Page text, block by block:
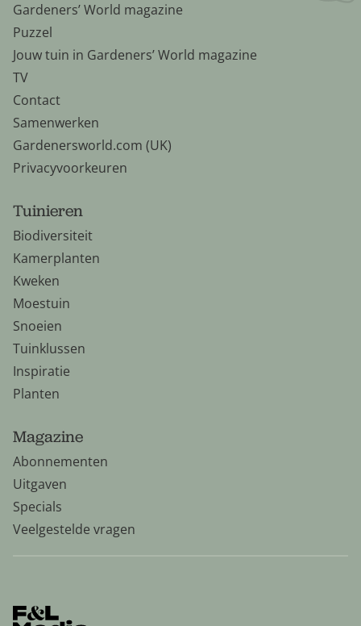
Gardeners’ World magazine
Puzzel
Jouw tuin in Gardeners’ World magazine
TV
Contact
Samenwerken
Gardenersworld.com (UK)
Privacyvoorkeuren
Tuinieren
Biodiversiteit
Kamerplanten
Kweken
Moestuin
Snoeien
Tuinklussen
Inspiratie
Planten
Magazine
Abonnementen
Uitgaven
Specials
Veelgestelde vragen